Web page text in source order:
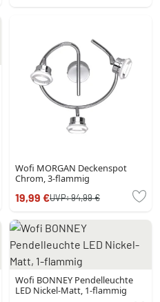
Wofi MORGAN Deckenspot
Chrom, 3-flammig
19,99 €UVP:94,99 €
Wofi BONNEY Pendelleuchte
LED Nickel-Matt, 1-flammig